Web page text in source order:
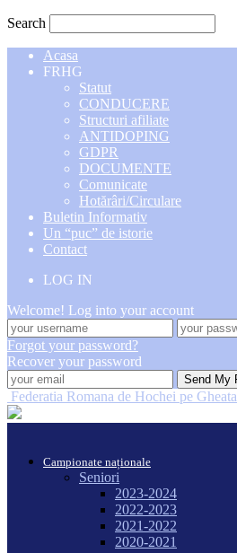
Search
Acasa
FRHG
Statut
CONDUCERE
Structuri afiliate
ANTIDOPING
GDPR
DOCUMENTE
Comunicate
Hotărâri/Circulare
Buletin Informativ
Un “puc” de istorie
Contact
LOG IN
Welcome! Log into your account
Forgot your password?
Recover your password
Federatia Romana de Hochei pe Gheata
Campionate naționale
Seniori
2023-2024
2022-2023
2021-2022
2020-2021